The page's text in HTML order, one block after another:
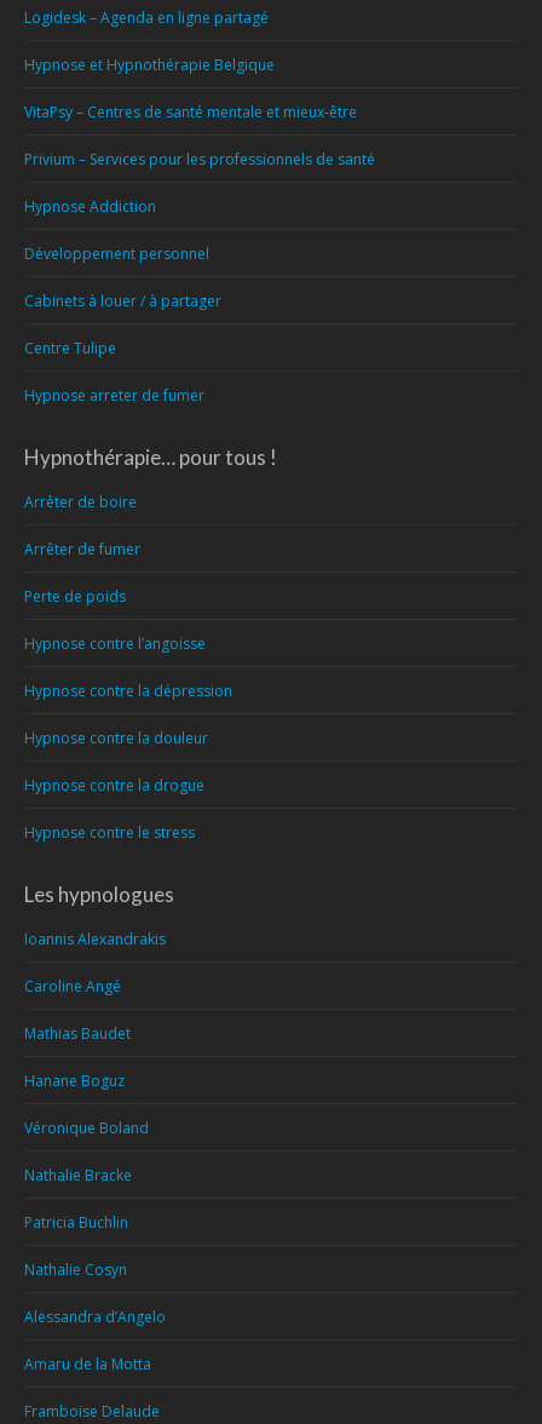
Logidesk – Agenda en ligne partagé
Hypnose et Hypnothérapie Belgique
VitaPsy – Centres de santé mentale et mieux-être
Privium – Services pour les professionnels de santé
Hypnose Addiction
Développement personnel
Cabinets à louer / à partager
Centre Tulipe
Hypnose arreter de fumer
Hypnothérapie… pour tous !
Arrêter de boire
Arrêter de fumer
Perte de poids
Hypnose contre l’angoisse
Hypnose contre la dépression
Hypnose contre la douleur
Hypnose contre la drogue
Hypnose contre le stress
Les hypnologues
Ioannis Alexandrakis
Caroline Angé
Mathias Baudet
Hanane Boguz
Véronique Boland
Nathalie Bracke
Patricia Buchlin
Nathalie Cosyn
Alessandra d’Angelo
Amaru de la Motta
Framboise Delaude